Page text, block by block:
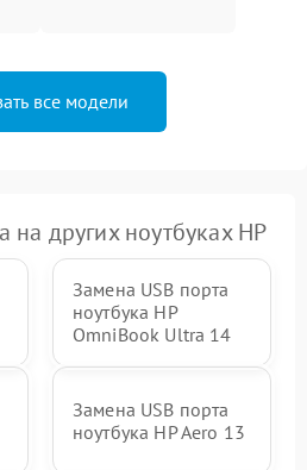
все модели
на других ноутбуках HP
Замена USB порта
ноутбука HP
OmniBook Ultra 14
Замена USB порта
ноутбука HP Aero 13